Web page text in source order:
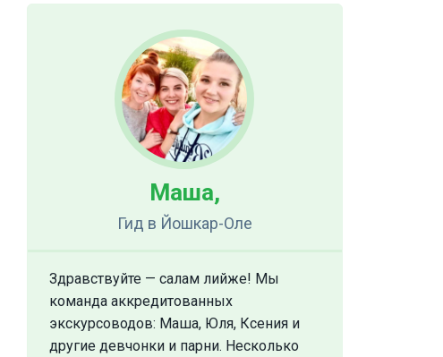
Маша,
Гид в Йошкар-Оле
Здравствуйте — салам лийже! Мы
команда аккредитованных
экскурсоводов: Маша, Юля, Ксения и
другие девчонки и парни. Несколько